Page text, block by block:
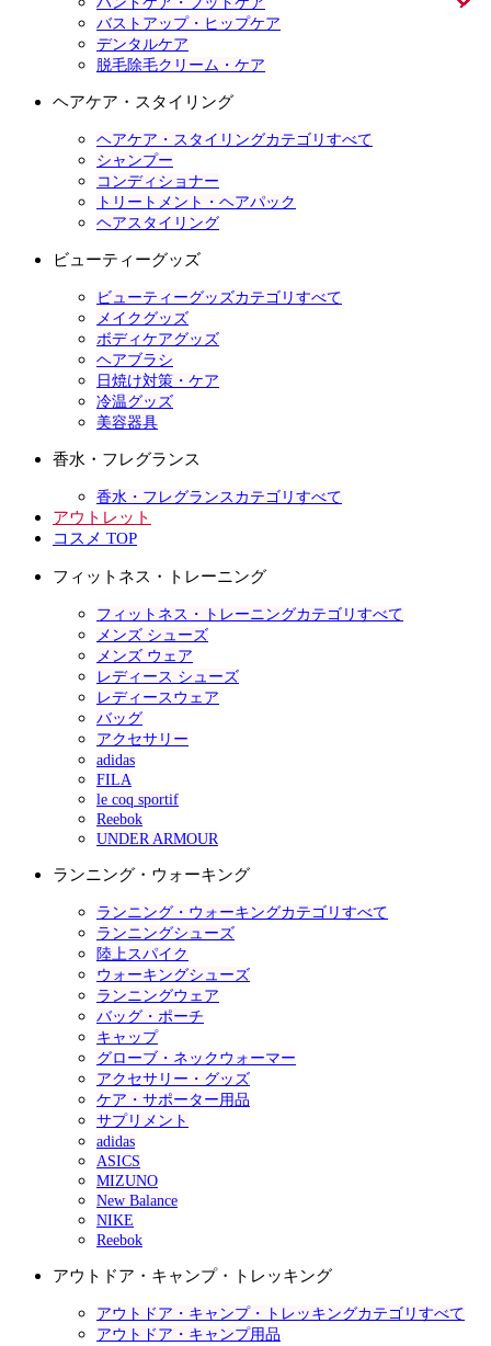
バストアップ・ヒップケア
デンタルケア
脱毛除毛クリーム・ケア
ヘアケア・スタイリング
ヘアケア・スタイリングカテゴリすべて
シャンプー
コンディショナー
トリートメント・ヘアパック
ヘアスタイリング
ビューティーグッズ
ビューティーグッズカテゴリすべて
メイクグッズ
ボディケアグッズ
ヘアブラシ
日焼け対策・ケア
冷温グッズ
美容器具
香水・フレグランス
香水・フレグランスカテゴリすべて
アウトレット
コスメ TOP
フィットネス・トレーニング
フィットネス・トレーニングカテゴリすべて
メンズ シューズ
メンズ ウェア
レディース シューズ
レディースウェア
バッグ
アクセサリー
adidas
FILA
le coq sportif
Reebok
UNDER ARMOUR
ランニング・ウォーキング
ランニング・ウォーキングカテゴリすべて
ランニングシューズ
陸上スパイク
ウォーキングシューズ
ランニングウェア
バッグ・ポーチ
キャップ
グローブ・ネックウォーマー
アクセサリー・グッズ
ケア・サポーター用品
サプリメント
adidas
ASICS
MIZUNO
New Balance
NIKE
Reebok
アウトドア・キャンプ・トレッキング
アウトドア・キャンプ・トレッキングカテゴリすべて
アウトドア・キャンプ用品